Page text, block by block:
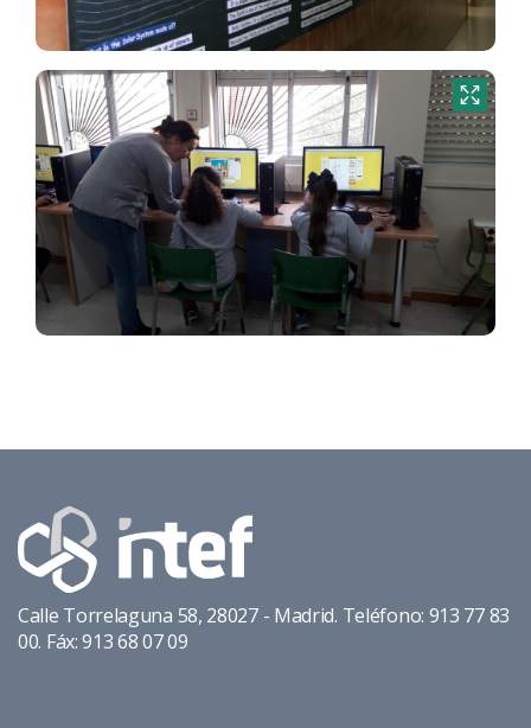
Calle Torrelaguna 58, 28027 - Madrid. Teléfono: 913 77 83
00. Fáx: 913 68 07 09